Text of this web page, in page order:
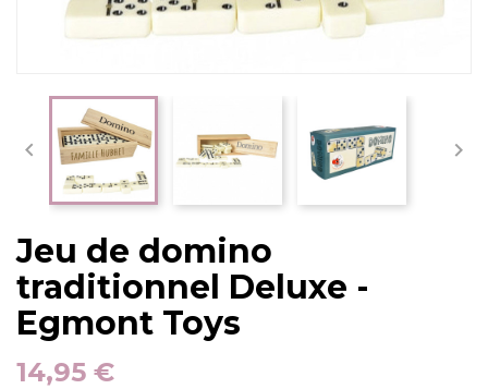
 
Jeu de domino
traditionnel Deluxe -
Egmont Toys
14,95 €